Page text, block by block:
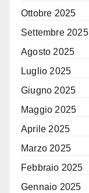
Ottobre 2025
Settembre 2025
Agosto 2025
Luglio 2025
Giugno 2025
Maggio 2025
Aprile 2025
Marzo 2025
Febbraio 2025
Gennaio 2025